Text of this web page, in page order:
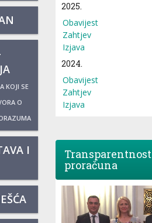
KOJI SE
O
I
2025.
Obavijest
Zahtjev
Izjava
2024.
Obavijest
Zahtjev
Izjava
Transparentnost
proračuna